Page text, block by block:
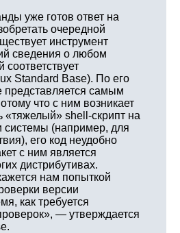
уже готов ответ на
очередной
инструмент
сведения о любом
соответствует
Standard Base). По его
самым
что с ним возникает
«тяжелый» shell-скрипт на
системы (например, для
его код неудобно
с ним является
дистрибутивах.
нам попыткой
версии
как требуется
— утверждается